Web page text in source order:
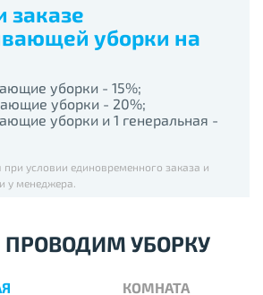
заказе
уборки на
уборки - 15%;
уборки - 20%;
уборки и 1 генеральная -
условии единовременного заказа и
у менеджера.
УБОРКУ
КОМНАТА